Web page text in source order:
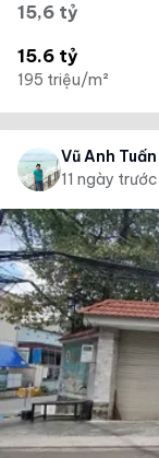
15,6 tỷ
15.6 tỷ
195 triệu/m²
Vũ Anh Tuấn
11 ngày trước